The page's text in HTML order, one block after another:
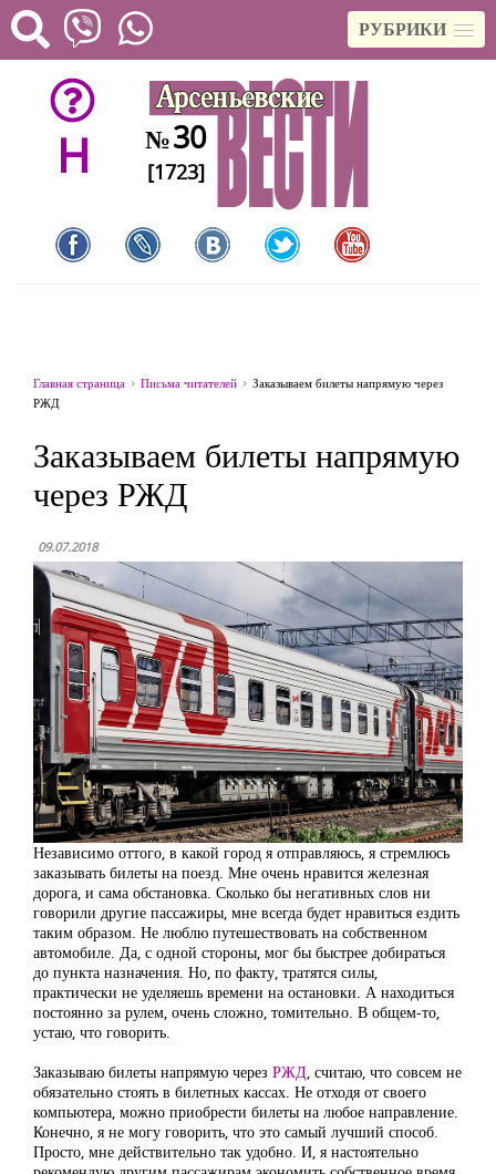
РУБРИКИ
H №30
[1723]
Главная страница Письма читателей
Заказываем билеты напрямую через
РЖД
Заказываем билеты напрямую
через РЖД
09.07.2018
Независимо оттого, в какой город я отправляюсь, я стремлюсь
заказывать билеты на поезд. Мне очень нравится железная
дорога, и сама обстановка. Сколько бы негативных слов ни
говорили другие пассажиры, мне всегда будет нравиться ездить
таким образом. Не люблю путешествовать на собственном
автомобиле. Да, с одной стороны, мог бы быстрее добираться
до пункта назначения. Но, по факту, тратятся силы,
практически не уделяешь времени на остановки. А находиться
постоянно за рулем, очень сложно, томительно. В общем-то,
устаю, что говорить.
Заказываю билеты напрямую через РЖД, считаю, что совсем не
обязательно стоять в билетных кассах. Не отходя от своего
компьютера, можно приобрести билеты на любое направление.
Конечно, я не могу говорить, что это самый лучший способ.
Просто, мне действительно так удобно. И, я настоятельно